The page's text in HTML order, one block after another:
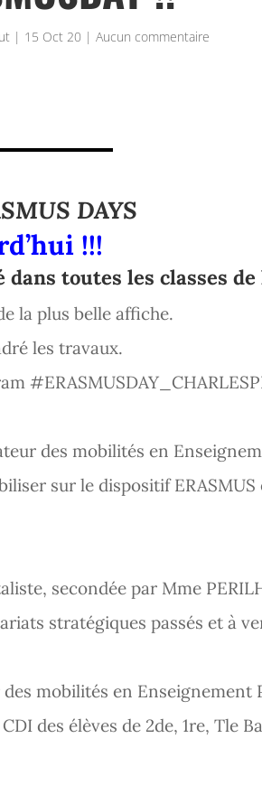
| 15 Oct 20 | Aucun commentaire
DAYS
!!!
dans toutes les classes
la plus belle affiche.
les travaux.
des mobilités en
sur le dispositif
secondée par Mme
stratégiques passés et à
mobilités en Enseignement
des élèves de 2de, 1re, Tle